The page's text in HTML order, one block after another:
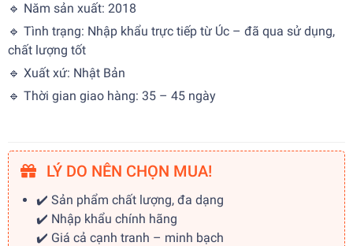
🔹 Năm sản xuất: 2018
🔹 Tình trạng: Nhập khẩu trực tiếp từ Úc – đã qua sử dụng,
chất lượng tốt
🔹 Xuất xứ: Nhật Bản
🔹 Thời gian giao hàng: 35 – 45 ngày
LÝ DO NÊN CHỌN MUA!
✔️ Sản phẩm chất lượng, đa dạng
✔️ Nhập khẩu chính hãng
✔️ Giá cả cạnh tranh – minh bạch